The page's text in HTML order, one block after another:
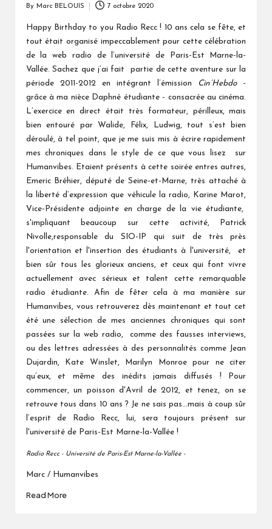
by
By Marc BELOUIS 7 octobre 2020
Happy Birthday to you Radio Recc ! 10 ans cela se fête, et
tout était organisé impeccablement pour cette célébration
de la web radio de l’université de Paris-Est Marne-la-
Vallée. Sachez que j’ai fait partie de cette aventure sur la
période 2011-2012 en intégrant l’émission Cin’Hebdo-
grâce à ma nièce Daphné étudiante - consacrée au cinéma.
L’exercice en direct était très formateur, périlleux, mais
bien entouré par Walide, Félix, Ludwig, tout s’est bien
déroulé, à tel point, que je me suis mis à écrire rapidement
mes chroniques dans le style de ce que vous lisez sur
Humanvibes. Etaient présents à cette soirée entres autres,
Emeric Bréhier, député de Seine-et-Marne, très attaché à
la liberté d’expression que véhicule la radio, Karine Marot,
Vice-Présidente adjointe en charge de la vie étudiante,
s'impliquant beaucoup sur cette activité, Patrick
Nivolle,responsable du SIO-IP qui suit de très près
l'orientation et l'insertion des étudiants à l'université, et
bien sûr tous les glorieux anciens, et ceux qui font vivre
actuellement avec sérieux et talent cette remarquable
radio étudiante. Afin de fêter cela à ma manière sur
Humanvibes, vous retrouverez dès maintenant et tout cet
été une sélection de mes anciennes chroniques qui sont
passées sur la web radio, comme des fausses interviews,
ou des lettres adressées à des personnalités comme Jean
Dujardin, Kate Winslet, Marilyn Monroe pour ne citer
qu’eux, et même des inédits jamais diffusés ! Pour
commencer, un poisson d'Avril de 2012, et tenez, on se
retrouve tous dans 10 ans ? Je ne sais pas...mais à coup sûr
l’esprit de Radio Recc, lui, sera toujours présent sur
l'université de Paris-Est Marne-la-Vallée !
Radio Recc - Université de Paris-Est Marne-la-Vallée -
Marc / Humanvibes
Read More